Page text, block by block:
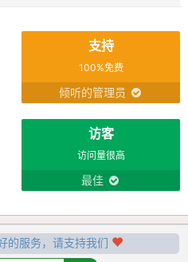
支持
100%免费
倾听的管理员
访客
访问量很高
最佳
的服务，请支持我们